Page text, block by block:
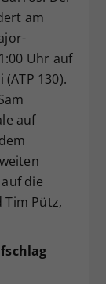
am
Uhr auf
130).
auf
die
Tim Pütz,